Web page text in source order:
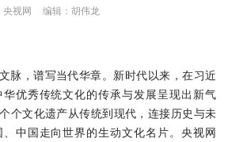
央视网 编辑：胡伟龙
脉，谱写当代华章。新时代以来，在习近
优秀传统文化的传承与发展呈现出新气
个文化遗产从传统到现代，连接历史与未
中国走向世界的生动文化名片。央视网